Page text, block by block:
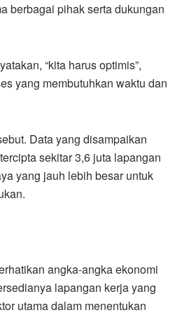
berbagai pihak serta dukungan
“kita harus optimis”,
yang membutuhkan waktu dan
Data yang disampaikan
sekitar 3,6 juta lapangan
yang jauh lebih besar untuk
angka-angka ekonomi
lapangan kerja yang
utama dalam menentukan